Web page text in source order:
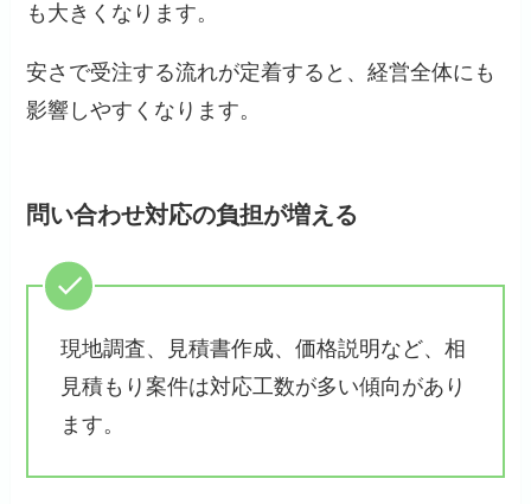
も大きくなります。
安さで受注する流れが定着すると、経営全体にも
影響しやすくなります。
問い合わせ対応の負担が増える
現地調査、見積書作成、価格説明など、相
見積もり案件は対応工数が多い傾向があり
ます。